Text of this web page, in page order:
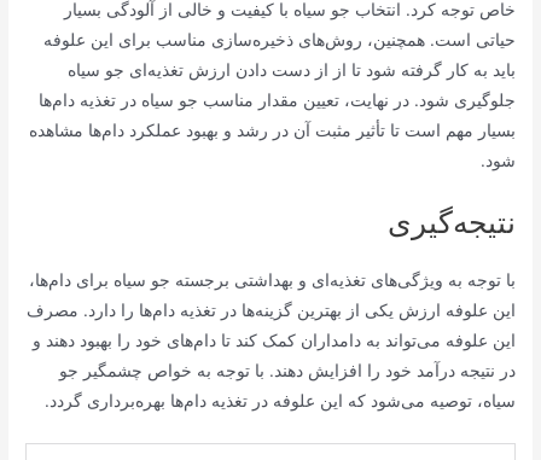
خاص توجه کرد. انتخاب جو سیاه با کیفیت و خالی از آلودگی بسیار
حیاتی است. همچنین، روش‌های ذخیره‌سازی مناسب برای این علوفه
باید به کار گرفته شود تا از از دست دادن ارزش تغذیه‌ای جو سیاه
جلوگیری شود. در نهایت، تعیین مقدار مناسب جو سیاه در تغذیه دام‌ها
بسیار مهم است تا تأثیر مثبت آن در رشد و بهبود عملکرد دام‌ها مشاهده
شود.
نتیجه‌گیری
با توجه به ویژگی‌های تغذیه‌ای و بهداشتی برجسته جو سیاه برای دام‌ها،
این علوفه ارزش یکی از بهترین گزینه‌ها در تغذیه دام‌ها را دارد. مصرف
این علوفه می‌تواند به دامداران کمک کند تا دام‌های خود را بهبود دهند و
در نتیجه درآمد خود را افزایش دهند. با توجه به خواص چشمگیر جو
سیاه، توصیه می‌شود که این علوفه در تغذیه دام‌ها بهره‌برداری گردد.